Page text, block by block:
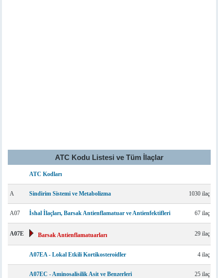
ATC Kodu Listesi ve Tüm İlaçlar
ATC Kodları
A Sindirim Sistemi ve Metabolizma 1030 ilaç
A07 İshal İlaçları, Barsak Antienflamatuar ve Antienfektifleri 67 ilaç
A07E Barsak Antienflamatuarları 29 ilaç
A07EA - Lokal Etkili Kortikosteroidler 4 ilaç
A07EC - Aminosalisilik Asit ve Benzerleri 25 ilaç